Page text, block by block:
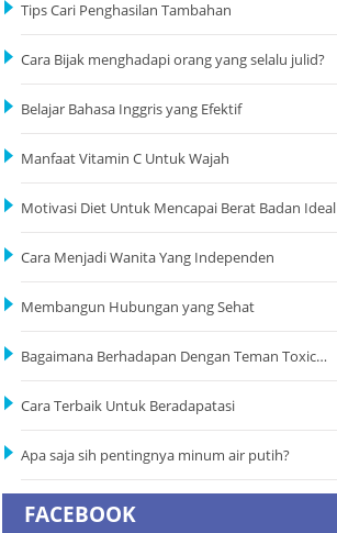
Tips Cari Penghasilan Tambahan
Cara Bijak menghadapi orang yang selalu julid?
Belajar Bahasa Inggris yang Efektif
Manfaat Vitamin C Untuk Wajah
Motivasi Diet Untuk Mencapai Berat Badan Ideal
Cara Menjadi Wanita Yang Independen
Membangun Hubungan yang Sehat
Bagaimana Berhadapan Dengan Teman Toxic…
Cara Terbaik Untuk Beradapatasi
Apa saja sih pentingnya minum air putih?
FACEBOOK